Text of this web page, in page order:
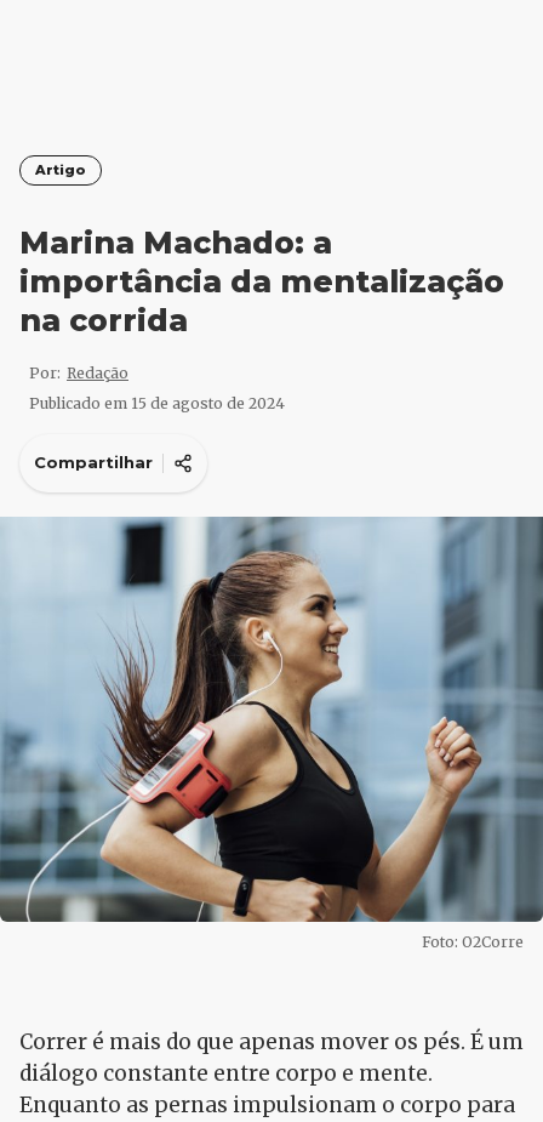
Artigo
Marina Machado: a
importância da mentalização
na corrida
Por: Redação
Publicado em 15 de agosto de 2024
Compartilhar
Foto: O2Corre
Correr é mais do que apenas mover os pés. É um
diálogo constante entre corpo e mente.
Enquanto as pernas impulsionam o corpo para